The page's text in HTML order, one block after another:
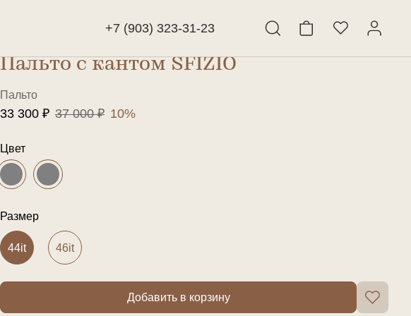
+7 (903) 323-31-23
Найти
Пальто с кантом SFIZIO
Пальто
33 300 ₽ 37 000 ₽ 10%
Цвет
Размер
44it 46it
Добавить в корзину